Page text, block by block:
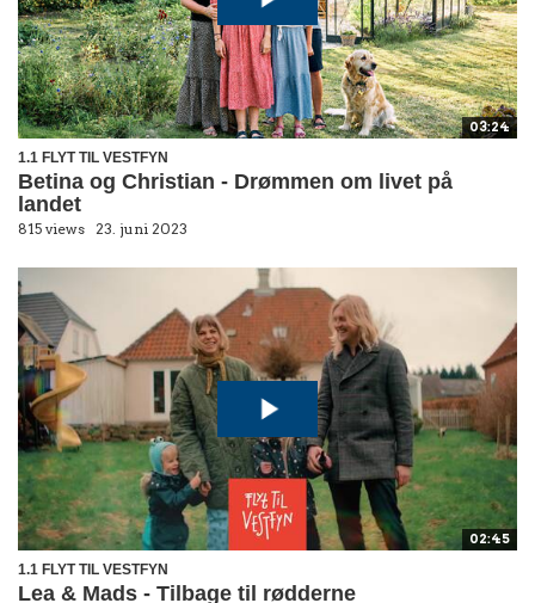
03:24
1.1 FLYT TIL VESTFYN
Betina og Christian - Drømmen om livet på
landet
815 views 23. juni 2023
02:45
1.1 FLYT TIL VESTFYN
Lea & Mads - Tilbage til rødderne